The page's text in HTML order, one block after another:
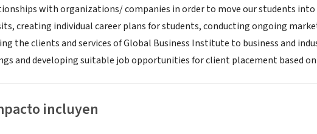
with organizations/ companies in order to move our students
creating individual career plans for students, conducting ongoing
the clients and services of Global Business Institute to business and
and developing suitable job opportunities for client placement based
incluyen